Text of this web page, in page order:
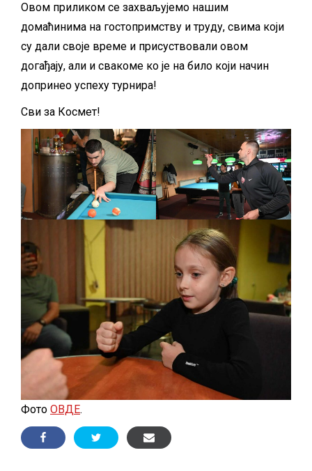
Овом приликом се захваљујемо нашим
домаћинима на гостопримству и труду, свима који
су дали своје време и присуствовали овом
догађају, али и свакоме ко је на било који начин
допринео успеху турнира!
Сви за Космет!
Фото ОВДЕ.